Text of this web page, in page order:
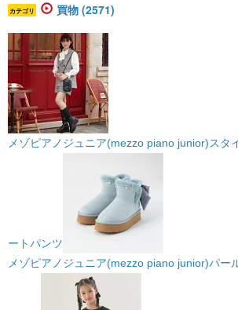
カテゴリ 買物 (2571)
メゾピアノジュニア(mezzo piano junior)スタ
ートパンツ
メゾピアノジュニア(mezzo piano junior)パー